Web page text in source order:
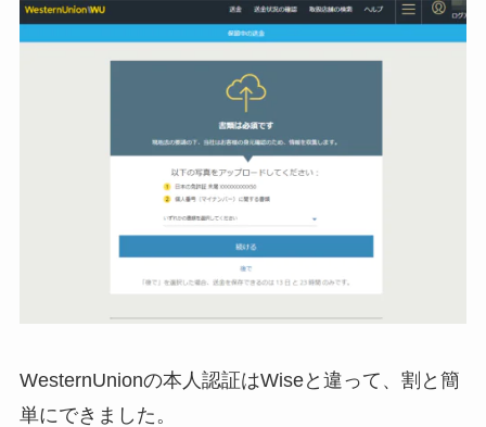
WesternUnionの本人認証はWiseと違って、割と簡
単にできました。